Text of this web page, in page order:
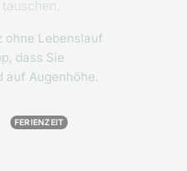
ohne Lebenslauf
dass Sie
auf Augenhöhe.
FERIENZEIT